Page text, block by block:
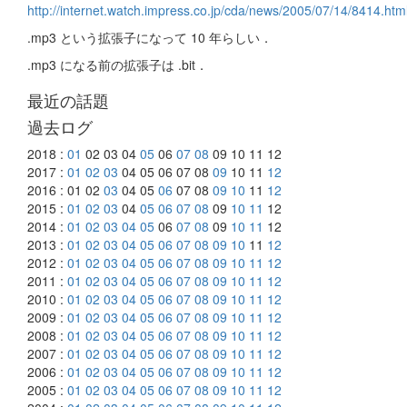
http://internet.watch.impress.co.jp/cda/news/2005/07/14/
.mp3 という拡張子になって 10 年らしい．
.mp3 になる前の拡張子は .bit．
最近の話題
過去ログ
2018 : 01 02 03 04 05 06 07 08 09 10 11 12
2017 : 01 02 03 04 05 06 07 08 09 10 11 12
2016 : 01 02 03 04 05 06 07 08 09 10 11 12
2015 : 01 02 03 04 05 06 07 08 09 10 11 12
2014 : 01 02 03 04 05 06 07 08 09 10 11 12
2013 : 01 02 03 04 05 06 07 08 09 10 11 12
2012 : 01 02 03 04 05 06 07 08 09 10 11 12
2011 : 01 02 03 04 05 06 07 08 09 10 11 12
2010 : 01 02 03 04 05 06 07 08 09 10 11 12
2009 : 01 02 03 04 05 06 07 08 09 10 11 12
2008 : 01 02 03 04 05 06 07 08 09 10 11 12
2007 : 01 02 03 04 05 06 07 08 09 10 11 12
2006 : 01 02 03 04 05 06 07 08 09 10 11 12
2005 : 01 02 03 04 05 06 07 08 09 10 11 12